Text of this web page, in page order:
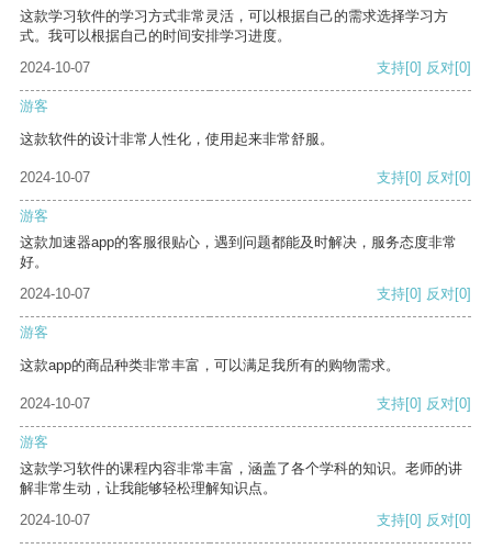
这款学习软件的学习方式非常灵活，可以根据自己的需求选择学习方
式。我可以根据自己的时间安排学习进度。
2024-10-07
支持[0] 反对[0]
游客
这款软件的设计非常人性化，使用起来非常舒服。
2024-10-07 支持[0] 反对[0]
游客
这款加速器app的客服很贴心，遇到问题都能及时解决，服务态度非常
好。
2024-10-07
支持[0] 反对[0]
游客
这款app的商品种类非常丰富，可以满足我所有的购物需求。
2024-10-07 支持[0] 反对[0]
游客
这款学习软件的课程内容非常丰富，涵盖了各个学科的知识。老师的讲
解非常生动，让我能够轻松理解知识点。
2024-10-07
支持[0] 反对[0]